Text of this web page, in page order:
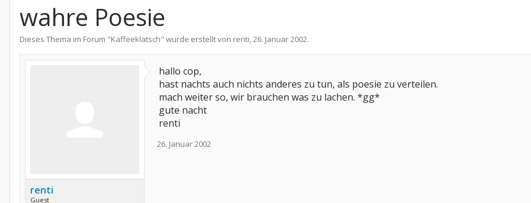
wahre Poesie
Dieses Thema im Forum "Kaffeeklatsch" wurde erstellt von renti,26. Januar 2002.
renti
Guest
hallo cop,
hast nachts auch nichts anderes zu tun, als poesie zu verteilen.
mach weiter so, wir brauchen was zu lachen. *gg*
gute nacht
renti
26. Januar 2002